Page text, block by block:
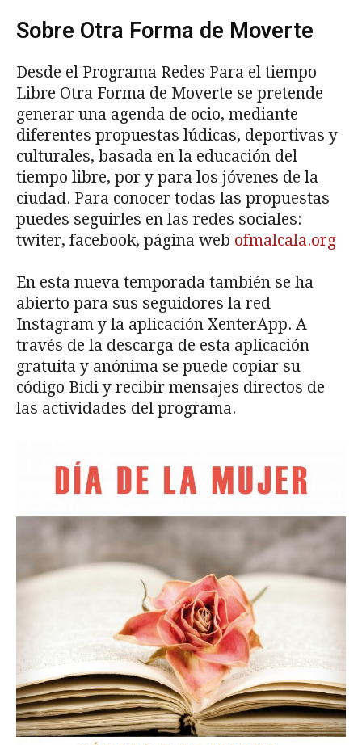
Sobre Otra Forma de Moverte
Desde el Programa Redes Para el tiempo
Libre Otra Forma de Moverte se pretende
generar una agenda de ocio, mediante
diferentes propuestas lúdicas, deportivas y
culturales, basada en la educación del
tiempo libre, por y para los jóvenes de la
ciudad. Para conocer todas las propuestas
puedes seguirles en las redes sociales:
twiter, facebook, página web ofmalcala.org
En esta nueva temporada también se ha
abierto para sus seguidores la red
Instagram y la aplicación XenterApp. A
través de la descarga de esta aplicación
gratuita y anónima se puede copiar su
código Bidi y recibir mensajes directos de
las actividades del programa.